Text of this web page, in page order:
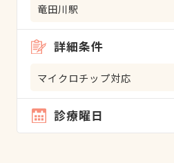
竜田川駅
詳細条件
マイクロチップ対応
診療曜日